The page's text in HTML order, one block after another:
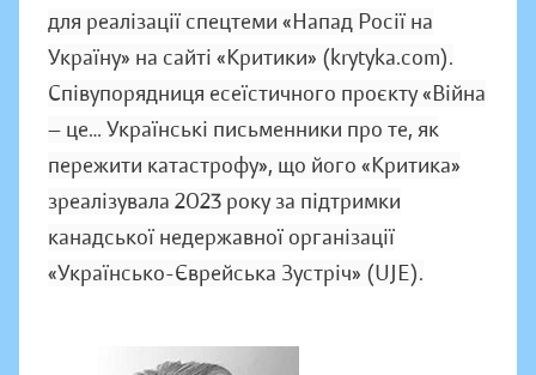
для реалізації спецтеми «Напад Росії на
Україну» на сайті «Критики» (krytyka.com).
Співупорядниця есеїстичного проєкту «Війна
— це… Українські письменники про те, як
пережити катастрофу», що його «Критика»
зреалізувала 2023 року за підтримки
канадської недержавної організації
«Українсько-Єврейська Зустріч» (UJE).